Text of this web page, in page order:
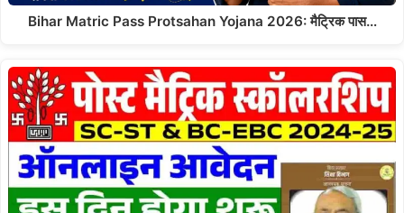
Bihar Matric Pass Protsahan Yojana 2026: मैट्रिक पास…